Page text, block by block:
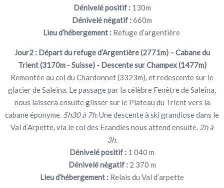
Dénivelé positif :130m
Dénivelé négatif :660m
Lieu d’hébergement :Refuge d’argentière
Jour2 : Départ du refuge d’Argentière (2771m) – Cabane du
Trient (3170m - Suisse) - Descente sur Champex (1477m)
Remontée au col du Chardonnet (3323m), et redescente sur le
glacier de Saleina. Le passage par la célèbre Fenêtre de Saleina,
nous laissera ensuite glisser sur le Plateau du Trient vers la
cabane éponyme. 5h30 à 7h.Une descente à ski grandiose dans le
Val d’Arpette, via le col des Ecandies nous attend ensuite. 2h à
3h.
Dénivelé positif : 1 040 m
Dénivelé négatif :2 370 m
Lieu d’hébergement : Relais du Val d’arpette